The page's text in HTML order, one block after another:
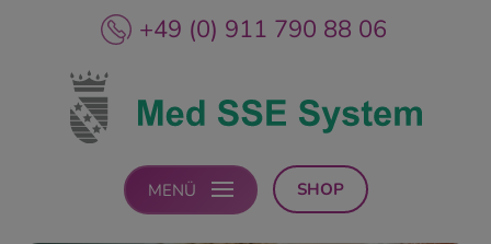
+49 (0) 911 790 88 06
MENÜ SHOP